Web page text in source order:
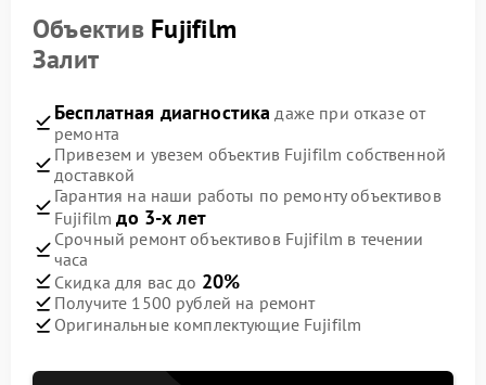
Объектив Fujifilm
Залит
Бесплатная диагностика даже при отказе от
ремонта
Привезем и увезем объектив Fujifilm собственной
доставкой
Гарантия на наши работы по ремонту объективов
Fujifilmдо 3-х лет
Срочный ремонт объективов Fujifilm в течении
часа
Скидка для вас до 20%
Получите 1500 рублей на ремонт
Оригинальные комплектующие Fujifilm